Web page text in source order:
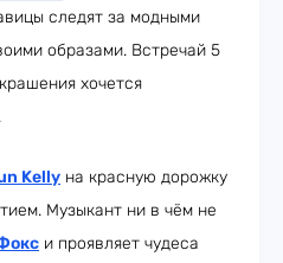
следят за модными
образами. Встречай 5
хочется
Kelly на красную дорожку
Музыкант ни в чём не
и проявляет чудеса